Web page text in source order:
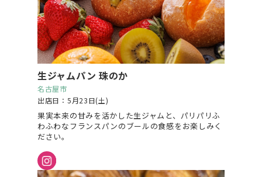
生ジャムパン 珠のか
名古屋市
出店日：5月23日(土)
果実本来の甘みを活かした生ジャムと、パリパリふ
わふわなフランスパンのブールの食感をお楽しみく
ださい。